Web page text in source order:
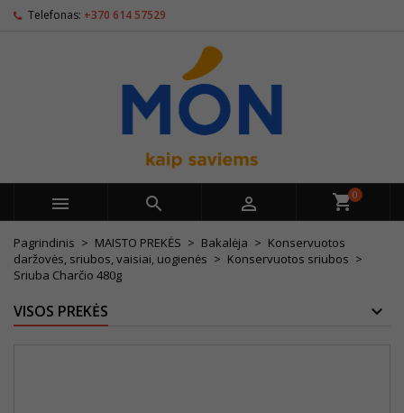
Telefonas: +370 614 57529
   0
Pagrindinis MAISTO PREKĖS Bakalėja
Konservuotos
daržovės, sriubos, vaisiai, uogienės
Konservuotos sriubos
Sriuba Charčio 480g
VISOS PREKĖS